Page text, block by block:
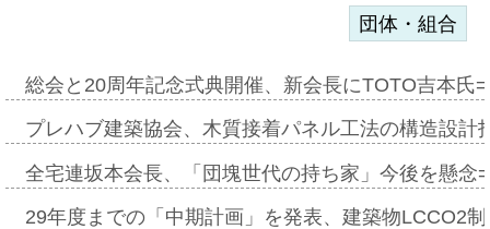
団体・組合
総会と20周年記念式典開催、新会長にTOTO吉本氏
プレハブ建築協会、木質接着パネル工法の構造設
全宅連坂本会長、「団塊世代の持ち家」今後を懸
29年度までの「中期計画」を発表、建築物LCCO2